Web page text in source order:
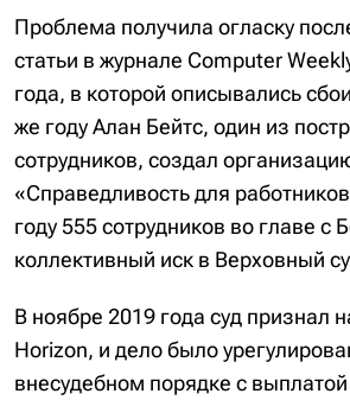
Проблема получила огласку
статьи в журнале Computer
года, в которой описывались
же году Алан Бейтс, один из
сотрудников, создал
«Справедливость для
году 555 сотрудников во главе с
коллективный иск в Верховный
В ноябре 2019 года суд признал
Horizon, и дело было
внесудебном порядке с